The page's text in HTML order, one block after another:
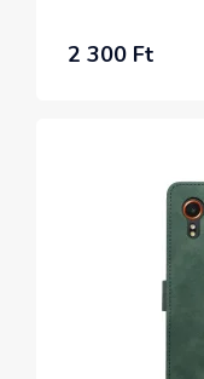
2 300 Ft